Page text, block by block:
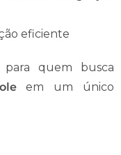
eficiente
quem busca
em um único